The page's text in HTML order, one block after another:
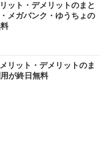
ット・デメリットのまと
メガバンク・ゆうちょの
リット・デメリットのま
が終日無料